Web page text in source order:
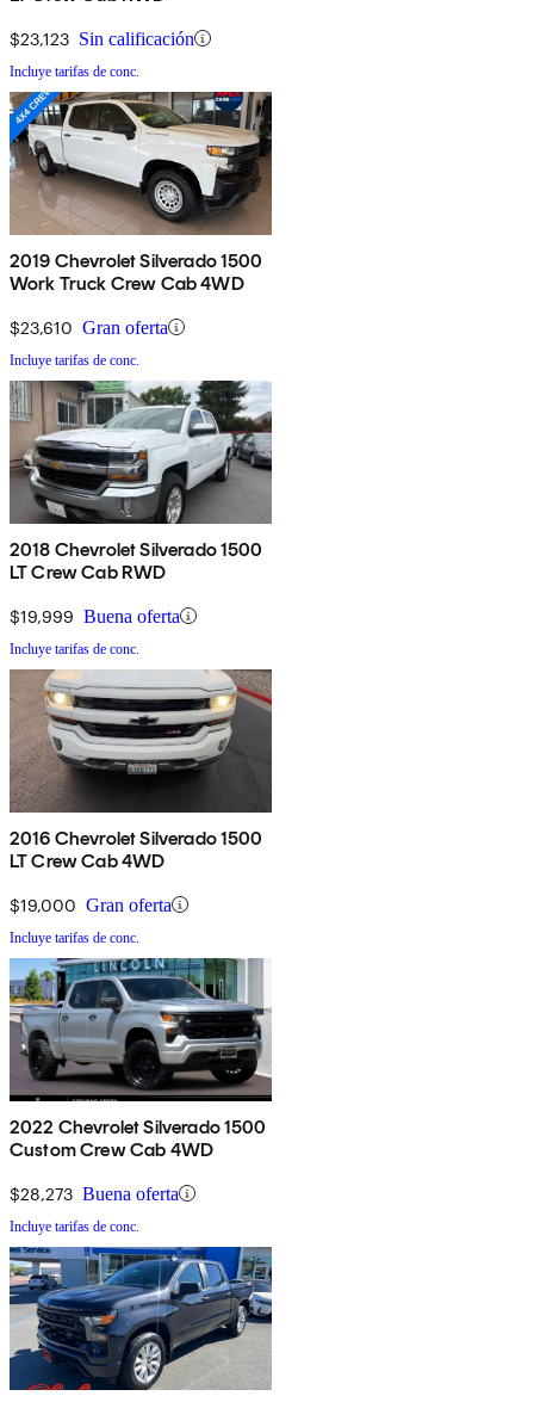
$23,123 Sin calificación
Incluye tarifas de conc.
2019 Chevrolet Silverado 1500
Work Truck Crew Cab 4WD
$23,610 Gran oferta
Incluye tarifas de conc.
2018 Chevrolet Silverado 1500
LT Crew Cab RWD
$19,999 Buena oferta
Incluye tarifas de conc.
2016 Chevrolet Silverado 1500
LT Crew Cab 4WD
$19,000 Gran oferta
Incluye tarifas de conc.
2022 Chevrolet Silverado 1500
Custom Crew Cab 4WD
$28,273 Buena oferta
Incluye tarifas de conc.